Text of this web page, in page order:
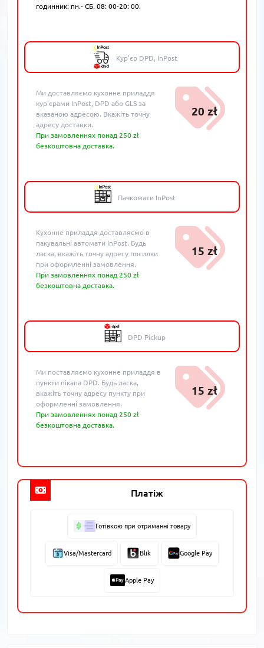
годинник: пн.- СБ. 08: 00-20: 00.
Кур'єр DPD, InPost
Ми доставляємо кухонне приладдя
кур'єрами InPost, DPD або GLS за
вказаною адресою. Вкажіть точну
адресу доставки.
При замовленнях понад 250 zł
безкоштовна доставка.
20 zł
Пачкомати InPost
Кухонне приладдя доставляємо в
пакувальні автомати InPost. Будь
ласка, вкажіть точну адресу посилки
при оформленні замовлення.
При замовленнях понад 250 zł
безкоштовна доставка.
15 zł
DPD Pickup
Ми поставляємо кухонне приладдя в
пункти пікапа DPD. Будь ласка,
вкажіть точну адресу пункту при
оформленні замовлення.
При замовленнях понад 250 zł
безкоштовна доставка.
15 zł
Платіж
Готівкою при отриманні товару
Visa/Mastercard Blik Google Pay
Apple Pay